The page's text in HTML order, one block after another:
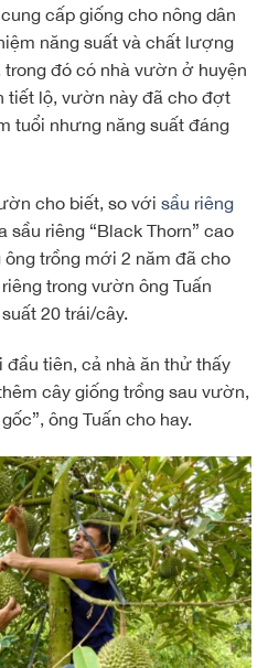
cấp giống cho nông dân
năng suất và chất lượng
trong đó có nhà vườn ở huyện
tiết lộ, vườn này đã cho đợt
tuổi nhưng năng suất đáng
cho biết, so với sầu riêng
sầu riêng “Black Thorn” cao
trồng mới 2 năm đã cho
trong vườn ông Tuấn
20 trái/cây.
tiên, cả nhà ăn thử thấy
cây giống trồng sau vườn,
ông Tuấn cho hay.